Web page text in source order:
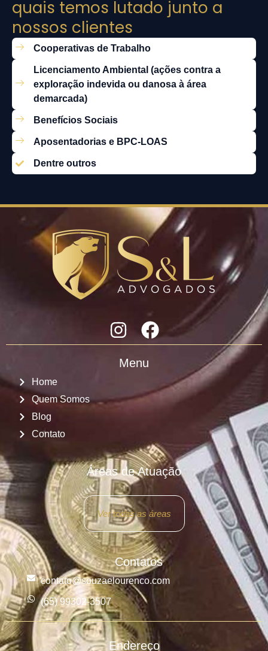
quais temos lutado junto a
nossos clientes
Cooperativas de Trabalho
Licenciamento Ambiental (ações contra a
exploração indevida ou danosa à área
demarcada)
Benefícios Sociais
Aposentadorias e BPC-LOAS
Dentre outros
Menu
Home
Quem Somos
Blog
Contato
Áreas de Atuação
Ver todas as áreas
Contatos
contato@souzaelourenco.com
(65) 99302-3507
Endereço